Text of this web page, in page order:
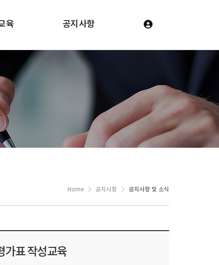
육 공지사항
Home 공지사항 공지사항 및 소식
가표 작성교육